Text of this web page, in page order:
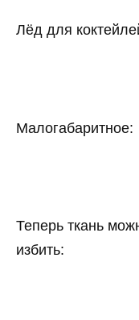
Лёд для
Малогабаритное:
Теперь ткань
избить: